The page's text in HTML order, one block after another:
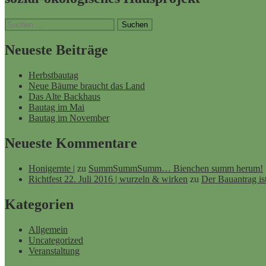
Suchen
nach:
Neueste Beiträge
Herbstbautag
Neue Bäume braucht das Land
Das Alte Backhaus
Bautag im Mai
Bautag im November
Neueste Kommentare
Honigernte | zu SummSummSumm… Bienchen summ herum!
Richtfest 22. Juli 2016 | wurzeln & wirken zu Der Bauantrag
Kategorien
Allgemein
Uncategorized
Veranstaltung